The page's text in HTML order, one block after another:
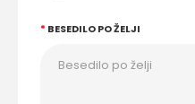
BESEDILO PO ŽELJI